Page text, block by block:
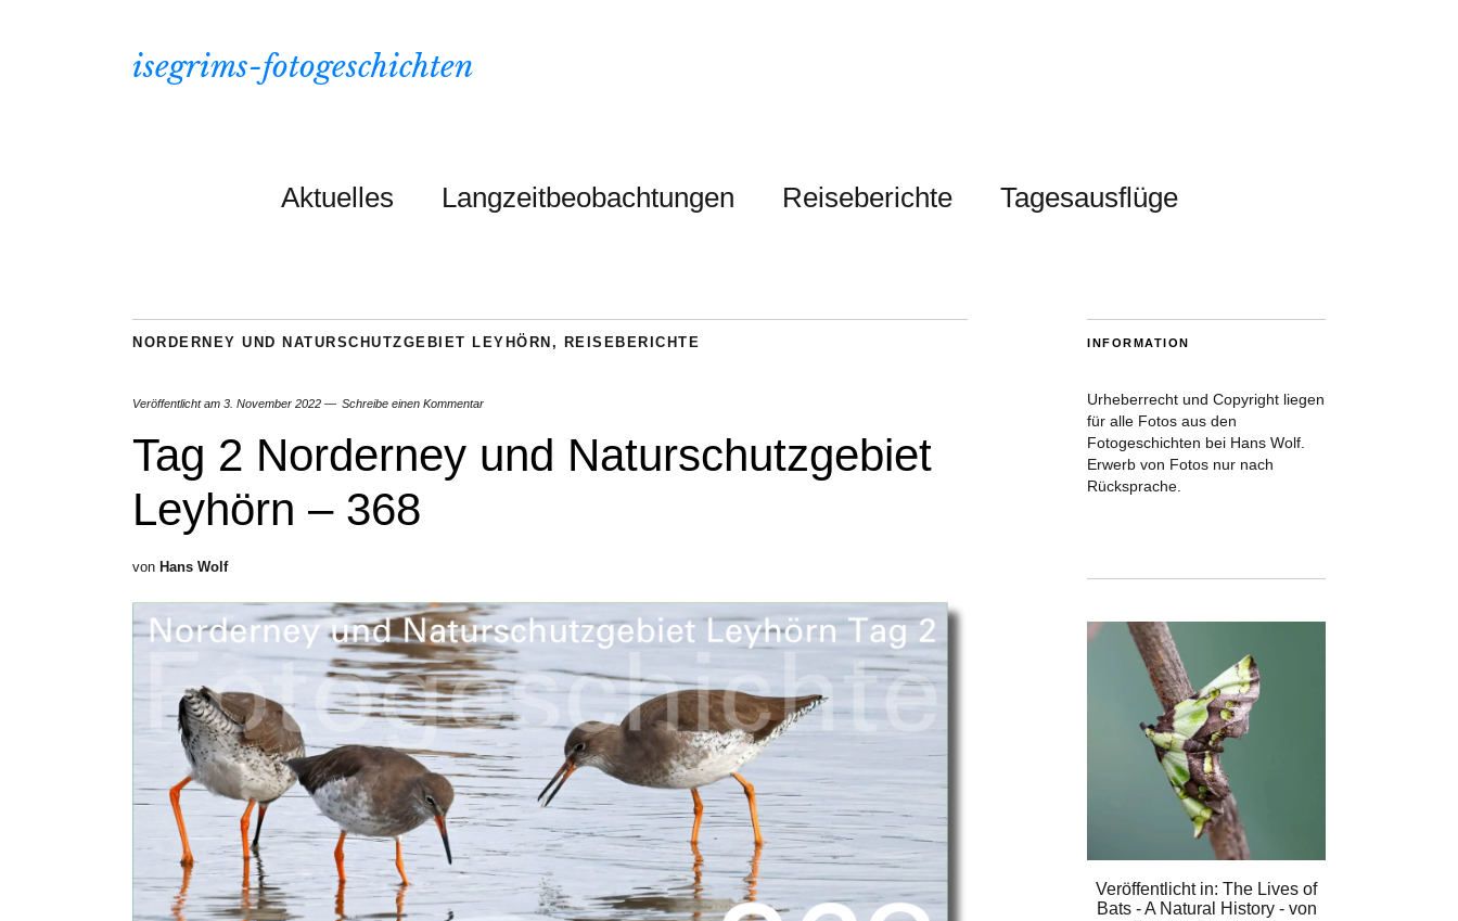
isegrims-fotogeschichten
Aktuelles Langzeitbeobachtungen Reiseberichte Tagesausflüge
NORDERNEY UND NATURSCHUTZGEBIET LEYHÖRN , REISEBERICHTE
Veröffentlicht am 3. November 2022 Schreibe einen Kommentar
Tag 2 Norderney und Naturschutzgebiet
Leyhörn – 368
von Hans Wolf
INFORMATION
Urheberrecht und Copyright liegen
für alle Fotos aus den
Fotogeschichten bei Hans Wolf.
Erwerb von Fotos nur nach
Rücksprache.
Veröffentlicht in: The Lives of
Bats - A Natural History - von